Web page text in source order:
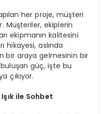
her proje, müşteri
Müşteriler, ekiplerin
ekipmanın kalitesini
hikayesi, aslında
bir araya gelmesinin bir
güç, işte bu
çıkıyor.
Işık ile Sohbet